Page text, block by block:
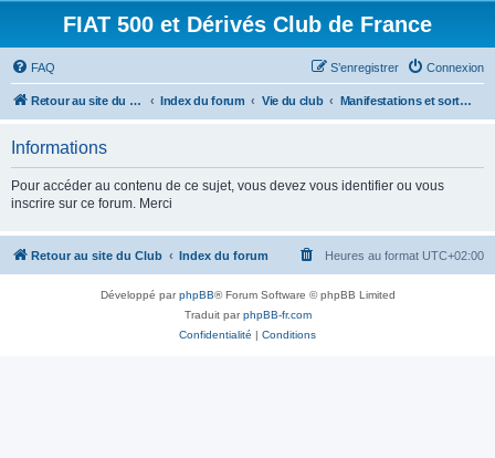
FIAT 500 et Dérivés Club de France
FAQ Connexion
S’enregistrer
Retour au site du Club Index du forum Vie du club Manifestations et sorties
Informations
Pour accéder au contenu de ce sujet, vous devez vous identifier ou vous
inscrire sur ce forum. Merci
Retour au site du Club Index du forum Heures au format UTC+02:00
Développé parphpBB® Forum Software © phpBB Limited
Traduit parphpBB-fr.com
Confidentialité | Conditions